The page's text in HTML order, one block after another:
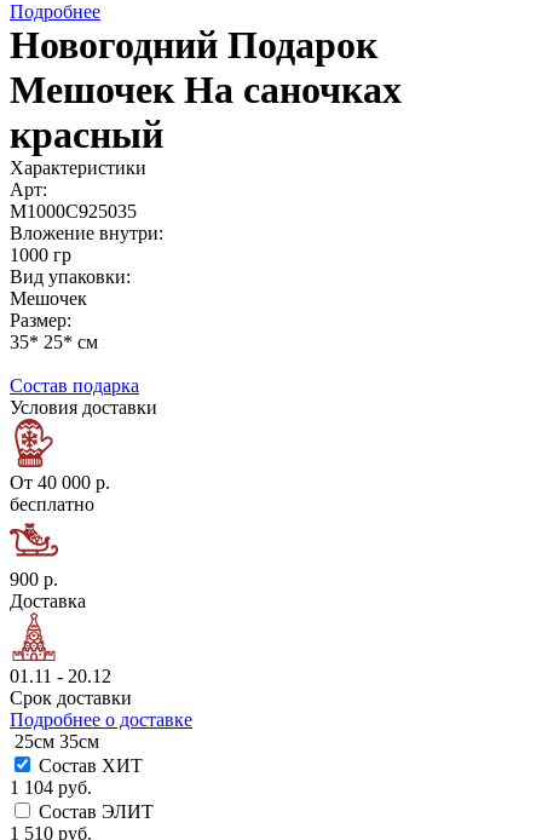
Подробнее
Новогодний Подарок
Мешочек На саночках
красный
Характеристики
Арт:
М1000С925035
Вложение внутри:
1000 гр
Вид упаковки:
Мешочек
Размер:
35* 25* см
Состав подарка
Условия доставки
От 40 000 р.
бесплатно
900 р.
Доставка
01.11 - 20.12
Срок доставки
Подробнее о доставке
25см 35см
Состав ХИТ
1 104 руб.
Состав ЭЛИТ
1 510 руб.